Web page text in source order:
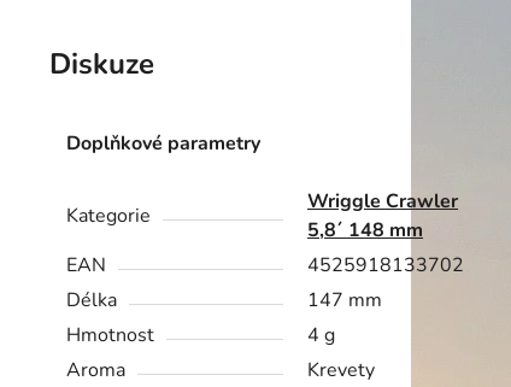
Diskuze
Doplňkové parametry
Kategorie
Wriggle Crawler
5,8´ 148 mm
EAN
4525918133702
Délka
147 mm
Hmotnost
4 g
Aroma
Krevety